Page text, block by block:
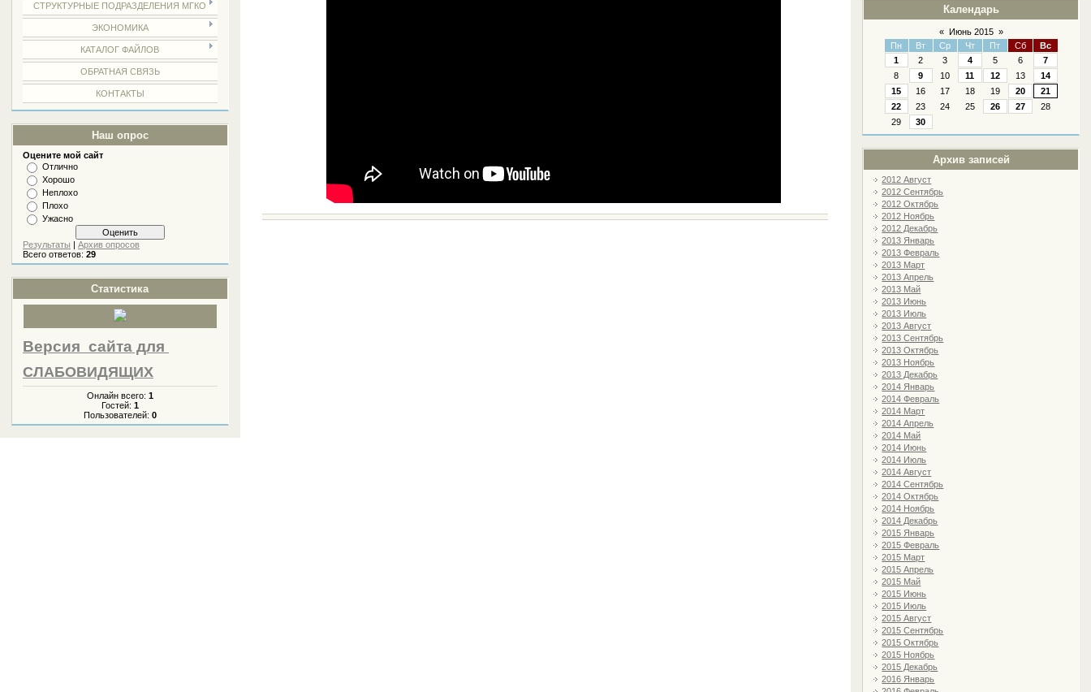
СТРУКТУРНЫЕ ПОДРАЗДЕЛЕНИЯ МГКО
ЭКОНОМИКА
КАТАЛОГ ФАЙЛОВ
ОБРАТНАЯ СВЯЗЬ
КОНТАКТЫ
Наш опрос
Оцените мой сайт
Отлично
Хорошо
Неплохо
Плохо
Ужасно
Результаты |Архив опросов
Всего ответов:29
Статистика
Версия сайта для
СЛАБОВИДЯЩИХ
Онлайн всего: 1
Гостей: 1
Пользователей: 0
Календарь
« Июнь 2015 »
Пн
Вт Ср Чт Пт Сб
Вс
1
2 3 4 5 6
7
8
9 10 11 12 13
14
15
16 17 18 19 20
21
22
23 24 25 26 27
28
29
30
Архив записей
2012 Август
2012 Сентябрь
2012 Октябрь
2012 Ноябрь
2012 Декабрь
2013 Январь
2013 Февраль
2013 Март
2013 Апрель
2013 Май
2013 Июнь
2013 Июль
2013 Август
2013 Сентябрь
2013 Октябрь
2013 Ноябрь
2013 Декабрь
2014 Январь
2014 Февраль
2014 Март
2014 Апрель
2014 Май
2014 Июнь
2014 Июль
2014 Август
2014 Сентябрь
2014 Октябрь
2014 Ноябрь
2014 Декабрь
2015 Январь
2015 Февраль
2015 Март
2015 Апрель
2015 Май
2015 Июнь
2015 Июль
2015 Август
2015 Сентябрь
2015 Октябрь
2015 Ноябрь
2015 Декабрь
2016 Январь